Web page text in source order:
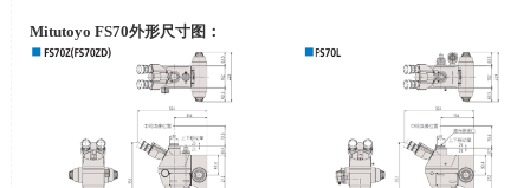
Mitutoyo FS70外形尺寸图：